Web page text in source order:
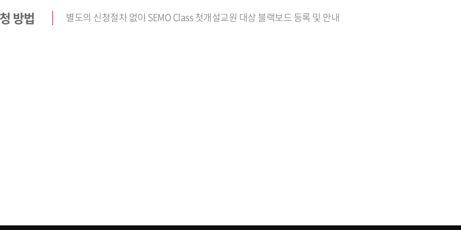
방법 별도의 신청절차 없이 SEMO Class 첫개설교원 대상 블랙보드 등록 및 안내